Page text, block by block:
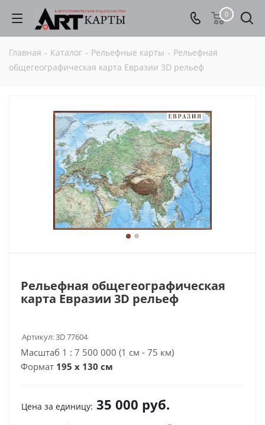
0
Главная - Каталог - Рельефные карты - Рельефная
общегеографическая карта Евразии 3D рельеф
Рельефная общегеографическая
карта Евразии 3D рельеф
Артикул:3D 77604
Масштаб 1 : 7 500 000 (1 см - 75 км)
Формат 195 x 130 см
Цена за единицу: 35 000 руб.